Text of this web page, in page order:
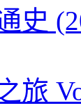
史
旅